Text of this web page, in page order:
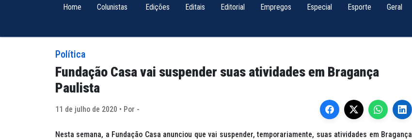
Home Colunistas Edições Editais Editorial Empregos Especial Esporte Geral
Política
Fundação Casa vai suspender suas atividades em Bragança
Paulista
11 de julho de 2020 • Por -
Nesta semana, a Fundação Casa anunciou que vai suspender, temporariamente, suas atividades em Bragança